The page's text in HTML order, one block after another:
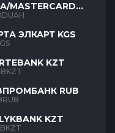
MASTERCARD
ЭЛКАРТ KGS
KZT
RUB
KZT